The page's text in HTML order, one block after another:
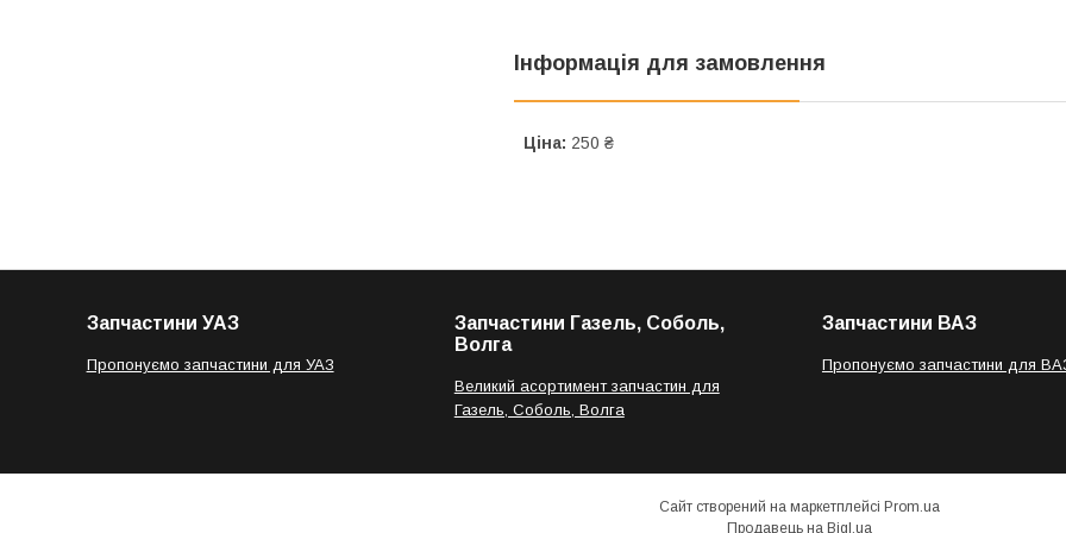
Інформація для замовлення
Ціна: 250 ₴
Запчастини УАЗ
Пропонуємо запчастини для УАЗ
Запчастини Газель, Соболь,
Волга
Великий асортимент запчастин для
Газель, Соболь, Волга
Запчастини ВАЗ
Пропонуємо запчастини для
Сайт створений на маркетплейсі Prom.ua
Продавець на Bigl.ua